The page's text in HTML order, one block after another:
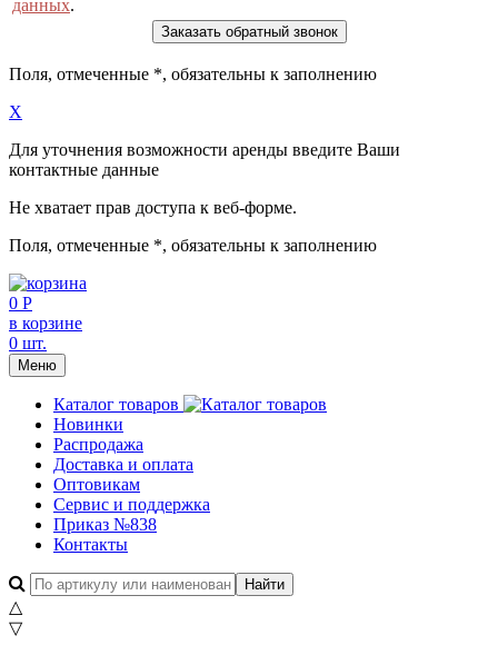
данных.
Поля, отмеченные *, обязательны к заполнению
X
Для уточнения возможности аренды введите Ваши
контактные данные
Не хватает прав доступа к веб-форме.
Поля, отмеченные *, обязательны к заполнению
0 Р
в корзине
0 шт.
Меню
Каталог товаров
Новинки
Распродажа
Доставка и оплата
Оптовикам
Сервис и поддержка
Приказ №838
Контакты
△
▽